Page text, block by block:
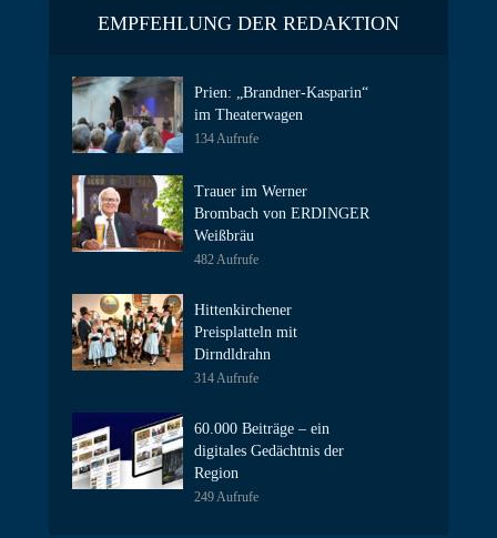
EMPFEHLUNG DER REDAKTION
Prien: „Brandner-Kasparin“
im Theaterwagen
134 Aufrufe
Trauer im Werner
Brombach von ERDINGER
Weißbräu
482 Aufrufe
Hittenkirchener
Preisplatteln mit
Dirndldrahn
314 Aufrufe
60.000 Beiträge – ein
digitales Gedächtnis der
Region
249 Aufrufe